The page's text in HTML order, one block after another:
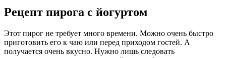
Рецепт пирога с йогуртом
Этот пирог не требует много времени. Можно очень быстро
приготовить его к чаю или перед приходом гостей. А
получается очень вкусно. Нужно лишь следовать